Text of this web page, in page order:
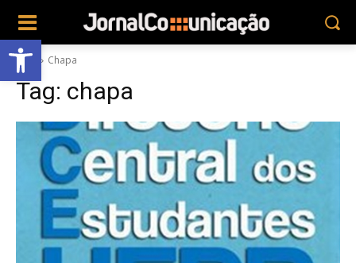
Abrir a barra de ferramentas
Tags Chapa
Tag: chapa